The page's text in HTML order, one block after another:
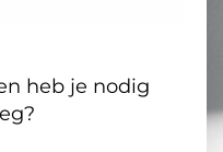
heb je nodig